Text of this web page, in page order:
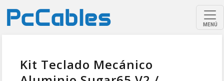
MENÚ
Kit Teclado Mecánico